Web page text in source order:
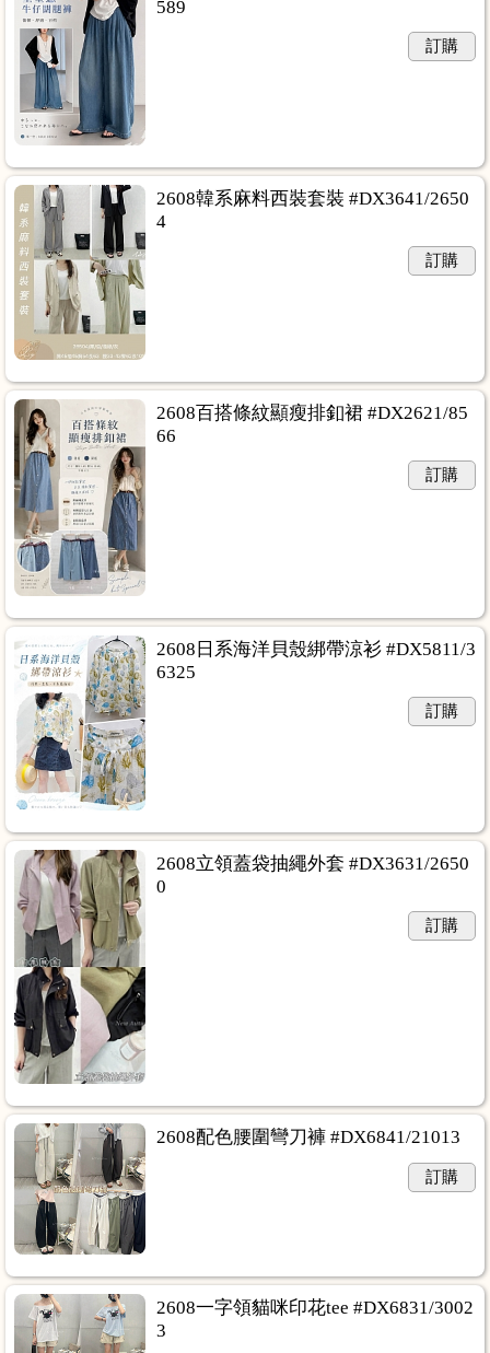
589
訂購
2608韓系麻料西裝套裝 #DX3641/2650
4
訂購
2608百搭條紋顯瘦排釦裙 #DX2621/85
66
訂購
2608日系海洋貝殼綁帶涼衫 #DX5811/3
6325
訂購
2608立領蓋袋抽繩外套 #DX3631/2650
0
訂購
2608配色腰圍彎刀褲 #DX6841/21013
訂購
2608一字領貓咪印花tee #DX6831/3002
3